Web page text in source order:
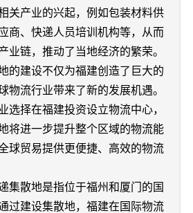
关产业的兴起，例如包装材料供
商、快递人员培训机构等，从而
业链，推动了当地经济的繁荣。
的建设不仅为福建创造了巨大的
物流行业带来了新的发展机遇。
选择在福建投资设立物流中心，
将进一步提升整个区域的物流能
球贸易提供更便捷、高效的物流
集散地是指位于福州和厦门的国
过建设集散地，福建在国际物流